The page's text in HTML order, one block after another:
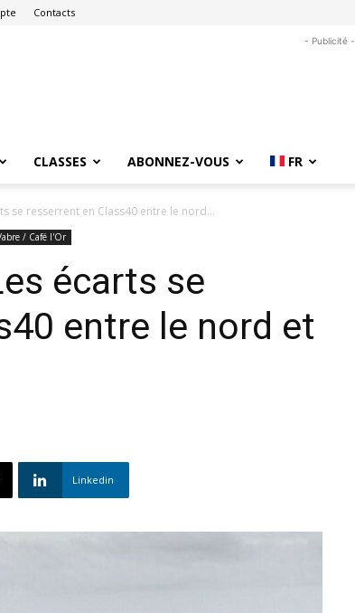
Contacts
- Publicité -
CLASSES ABONNEZ-VOUS FR
se resserrent en Class40 entre le nord...
/ Café l'Or
écarts se
entre le nord et
Linkedin